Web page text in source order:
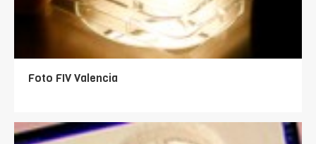
Foto FIV Valencia